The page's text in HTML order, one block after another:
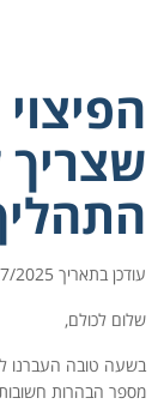
עודכן בתאריך 6/7/2025
שלום לכולם,
בשעה טובה העברנו
מספר הבהרות